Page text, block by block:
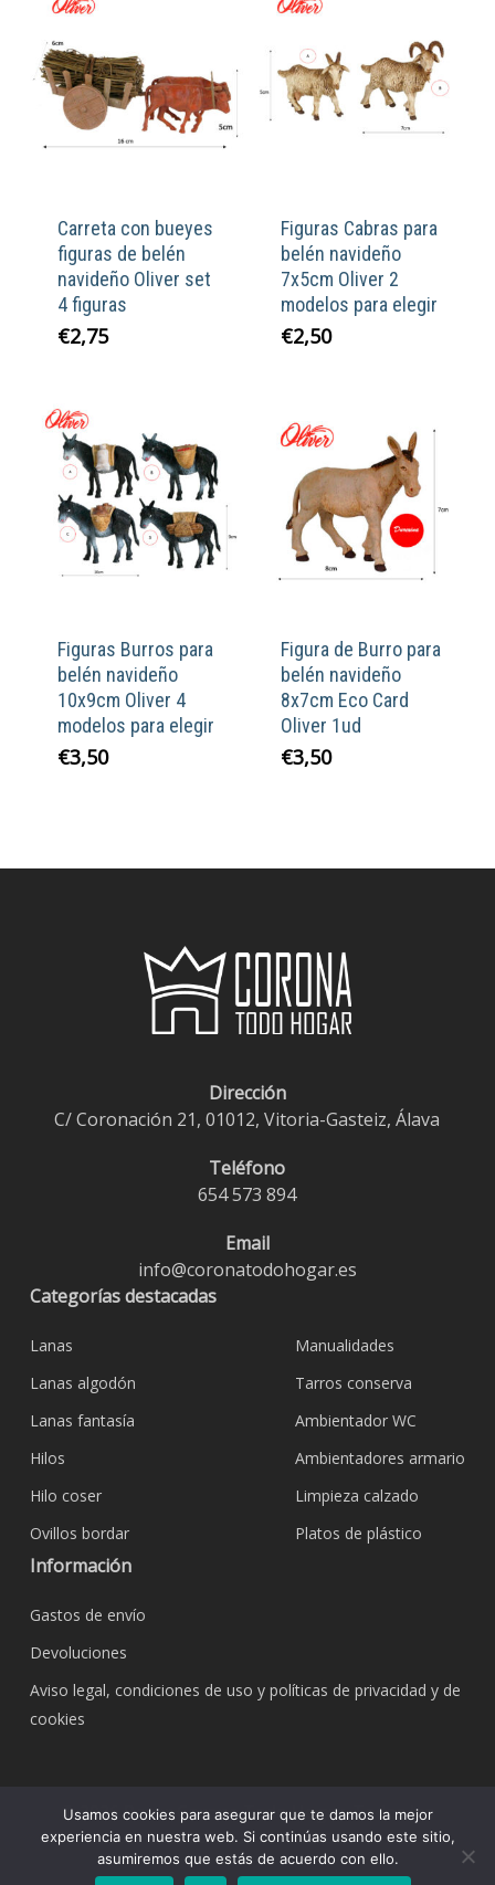
Carreta con bueyes
figuras de belén
navideño Oliver set
4 figuras
€2,75
Figuras Cabras para
belén navideño
7x5cm Oliver 2
modelos para elegir
€2,50
Figuras Burros para
belén navideño
10x9cm Oliver 4
modelos para elegir
€3,50
Figura de Burro para
belén navideño
8x7cm Eco Card
Oliver 1ud
€3,50
Dirección
C/ Coronación 21, 01012, Vitoria-Gasteiz, Álava
Teléfono
654 573 894
Email
info@coronatodohogar.es
Categorías destacadas
Lanas
Lanas algodón
Lanas fantasía
Hilos
Hilo coser
Ovillos bordar
Manualidades
Tarros conserva
Ambientador WC
Ambientadores armario
Limpieza calzado
Platos de plástico
Información
Gastos de envío
Devoluciones
Aviso legal, condiciones de uso y políticas de privacidad y de
cookies
© 2026 Bazar Corona Todo Hogar. Todos los
derechos reservados.
Usamos cookies para asegurar que te damos la mejor
experiencia en nuestra web. Si continúas usando este sitio,
asumiremos que estás de acuerdo con ello.